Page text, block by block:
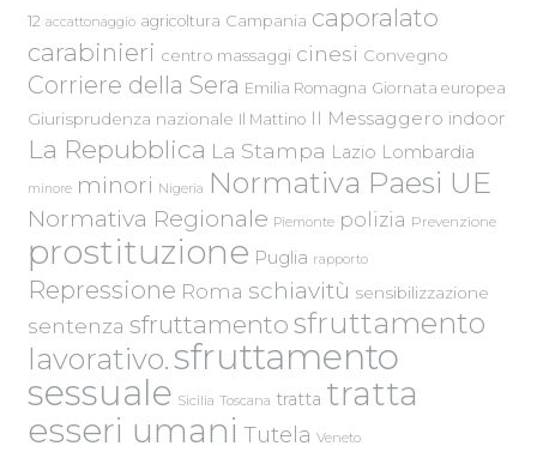
12 accattonaggio agricoltura Campania caporalato
carabinieri centro massaggi cinesi Convegno
Corriere della Sera Emilia Romagna Giornata europea
Giurisprudenza nazionale Il Mattino Il Messaggero indoor
La Repubblica La Stampa Lazio Lombardia
minore minori Nigeria Normativa Paesi UE
Normativa Regionale Piemonte polizia Prevenzione
prostituzione Puglia rapporto
Repressione Roma schiavitù sensibilizzazione
sentenza sfruttamento sfruttamento
lavorativo.sfruttamento
sessuale Sicilia Toscana tratta tratta
esseri umani Tutela Veneto